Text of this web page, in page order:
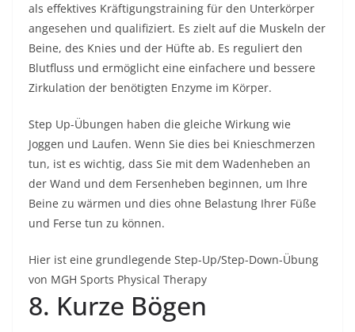
als effektives Kräftigungstraining für den Unterkörper
angesehen und qualifiziert. Es zielt auf die Muskeln der
Beine, des Knies und der Hüfte ab. Es reguliert den
Blutfluss und ermöglicht eine einfachere und bessere
Zirkulation der benötigten Enzyme im Körper.
Step Up-Übungen haben die gleiche Wirkung wie
Joggen und Laufen. Wenn Sie dies bei Knieschmerzen
tun, ist es wichtig, dass Sie mit dem Wadenheben an
der Wand und dem Fersenheben beginnen, um Ihre
Beine zu wärmen und dies ohne Belastung Ihrer Füße
und Ferse tun zu können.
Hier ist eine grundlegende Step-Up/Step-Down-Übung
von MGH Sports Physical Therapy
8. Kurze Bögen